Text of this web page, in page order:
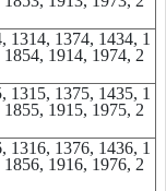
1314, 1374, 1434, 1
1914, 1974, 2
1315, 1375, 1435, 1
1915, 1975, 2
1316, 1376, 1436, 1
1916, 1976, 2